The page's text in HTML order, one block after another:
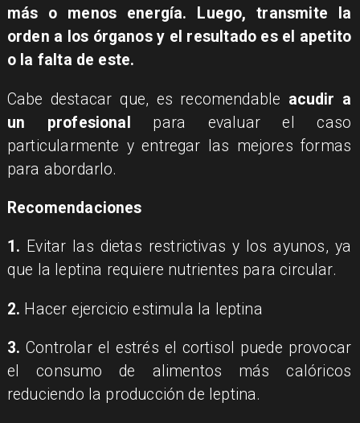
más o menos energía. Luego, transmite la
orden a los órganos y el resultado es el apetito
o la falta de este.
Cabe destacar que, es recomendable acudir a
un profesional para evaluar el caso
particularmente y entregar las mejores formas
para abordarlo.
Recomendaciones
1. Evitar las dietas restrictivas y los ayunos, ya
que la leptina requiere nutrientes para circular.
2. Hacer ejercicio estimula la leptina
3.Controlar el estrés el cortisol puede provocar
el consumo de alimentos más calóricos
reduciendo la producción de leptina.